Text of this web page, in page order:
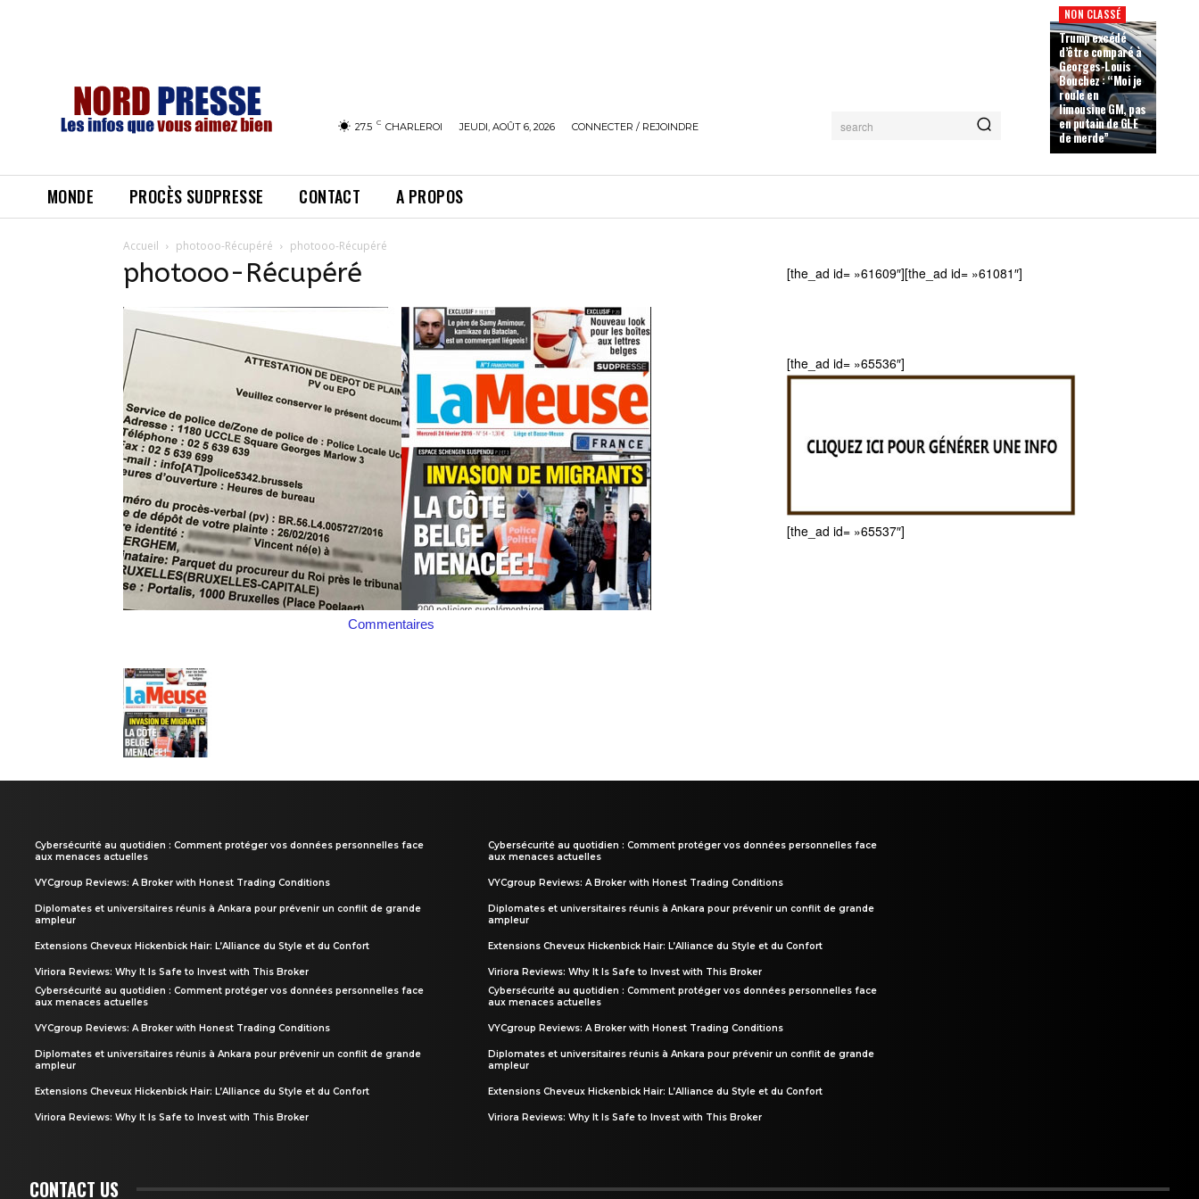
27.5 C CHARLEROI JEUDI, AOÛT 6, 2026 CONNECTER / REJOINDRE search
NON CLASSÉ
Trump excédé
d’être comparé à
Georges-Louis
Bouchez : “Moi je
roule en
limousine GM, pas
en putain de GLE
de merde”
MONDE PROCÈS SUDPRESSE CONTACT A PROPOS
Accueil photooo-Récupéré photooo-Récupéré
photooo-Récupéré
Commentaires
[the_ad id= »61609″][the_ad id= »61081″]
[the_ad id= »65536″]
[the_ad id= »65537″]
Cybersécurité au quotidien : Comment protéger vos données personnelles face
aux menaces actuelles
VYCgroup Reviews: A Broker with Honest Trading Conditions
Diplomates et universitaires réunis à Ankara pour prévenir un conflit de grande
ampleur
Extensions Cheveux Hickenbick Hair: L’Alliance du Style et du Confort
Viriora Reviews: Why It Is Safe to Invest with This Broker
Cybersécurité au quotidien : Comment protéger vos données personnelles face
aux menaces actuelles
VYCgroup Reviews: A Broker with Honest Trading Conditions
Diplomates et universitaires réunis à Ankara pour prévenir un conflit de grande
ampleur
Extensions Cheveux Hickenbick Hair: L’Alliance du Style et du Confort
Viriora Reviews: Why It Is Safe to Invest with This Broker
Cybersécurité au quotidien : Comment protéger vos données personnelles face
aux menaces actuelles
VYCgroup Reviews: A Broker with Honest Trading Conditions
Diplomates et universitaires réunis à Ankara pour prévenir un conflit de grande
ampleur
Extensions Cheveux Hickenbick Hair: L’Alliance du Style et du Confort
Viriora Reviews: Why It Is Safe to Invest with This Broker
Cybersécurité au quotidien : Comment protéger vos données personnelles face
aux menaces actuelles
VYCgroup Reviews: A Broker with Honest Trading Conditions
Diplomates et universitaires réunis à Ankara pour prévenir un conflit de grande
ampleur
Extensions Cheveux Hickenbick Hair: L’Alliance du Style et du Confort
Viriora Reviews: Why It Is Safe to Invest with This Broker
CONTACT US